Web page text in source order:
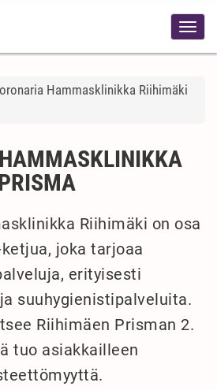
Hammasklinikka Riihimäki
Riihimäki on osa
joka tarjoaa
erityisesti
suuhygienistipalveluita.
Riihimäen Prisman 2.
tuo asiakkailleen